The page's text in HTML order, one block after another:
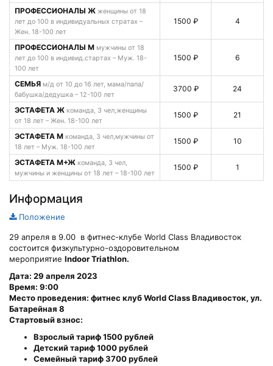
ПРОФЕССИОНАЛЫ Ж женщины от 18
лет до 100 в индивидуальных стратах –
Жен. 18-100 лет
1500 ₽ 4
ПРОФЕССИОНАЛЫ М мужчины от 18
лет до 100 в индивид.стартах – Муж. 18-
100 лет
1500 ₽ 6
СЕМЬЯ м/д от 10 до 16 лет, мама/папа/
бабушка/дедушка – 12-100 лет
3700 ₽ 24
ЭСТАФЕТА Ж команда, 3 чел,женщины
от 18 лет – Жен. 18-100 лет
1500 ₽ 21
ЭСТАФЕТА М команда, 3 чел,мужчины от
18 лет – Муж. 18-100 лет
1500 ₽ 10
ЭСТАФЕТА М+Ж команда, 3 чел,
мужчины и женщины от 18 лет – 18-100 лет
1500 ₽ 1
Информация
Положение
29 апреля в 9.00 в фитнес-клубе World Class Владивосток
состоится физкультурно-оздоровительном
мероприятие IndoorTriathlon.
Дата: 29 апреля 2023
Время: 9:00
Место проведения: фитнес клуб WorldClassВладивосток, ул.
Батарейная 8
Стартовый взнос:
Взрослый тариф 1500 рублей
Детский тариф 1000 рублей
Семейный тариф 3700 рублей